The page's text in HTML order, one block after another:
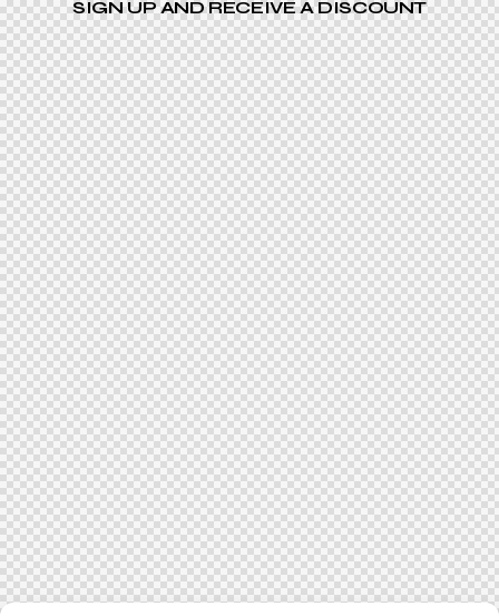
SIGN UP AND RECEIVE A DISCOUNT